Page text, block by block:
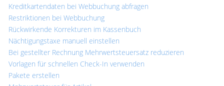
Kreditkartendaten bei Webbuchung abfragen
Restriktionen bei Webbuchung
Rückwirkende Korrekturen im Kassenbuch
Nächtigungstaxe manuell einstellen
Bei gestellter Rechnung Mehrwertsteuersatz reduzieren
Vorlagen für schnellen Check-In verwenden
Pakete erstellen